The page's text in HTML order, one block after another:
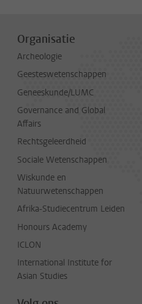
Organisatie
Archeologie
Geesteswetenschappen
Geneeskunde/LUMC
Governance and Global
Affairs
Rechtsgeleerdheid
Sociale Wetenschappen
Wiskunde en
Natuurwetenschappen
Afrika-Studiecentrum Leiden
Honours Academy
ICLON
International Institute for
Asian Studies